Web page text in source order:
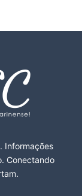
Informações
Conectando